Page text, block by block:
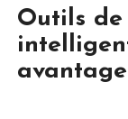
Outils